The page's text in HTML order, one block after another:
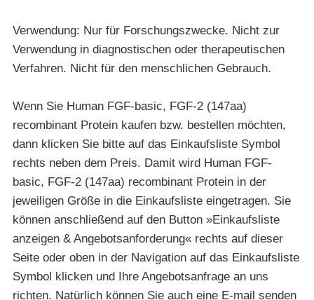
Verwendung: Nur für Forschungszwecke. Nicht zur
Verwendung in diagnostischen oder therapeutischen
Verfahren. Nicht für den menschlichen Gebrauch.
Wenn Sie Human FGF-basic, FGF-2 (147aa)
recombinant Protein kaufen bzw. bestellen möchten,
dann klicken Sie bitte auf das Einkaufsliste Symbol
rechts neben dem Preis. Damit wird Human FGF-
basic, FGF-2 (147aa) recombinant Protein in der
jeweiligen Größe in die Einkaufsliste eingetragen. Sie
können anschließend auf den Button »Einkaufsliste
anzeigen & Angebotsanforderung« rechts auf dieser
Seite oder oben in der Navigation auf das Einkaufsliste
Symbol klicken und Ihre Angebotsanfrage an uns
richten. Natürlich können Sie auch eine E-mail senden